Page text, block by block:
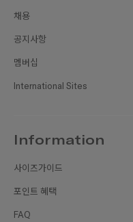
채용
공지사항
멤버십
International Sites
Information
사이즈가이드
포인트 혜택
FAQ